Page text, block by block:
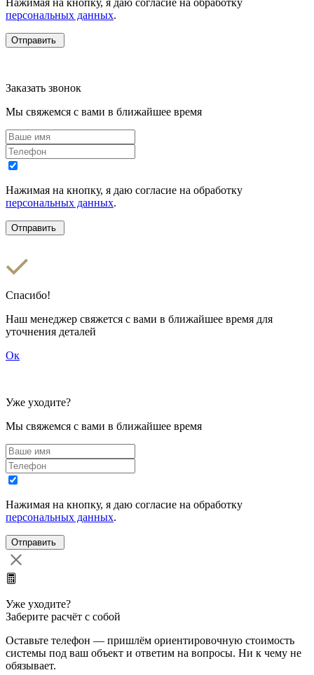
персональных данных.
Заказать звонок
Мы свяжемся с вами в ближайшее время
Нажимая на кнопку, я даю согласие на обработку
персональных данных.
Спасибо!
Наш менеджер свяжется с вами в ближайшее время для
уточнения деталей
Ок
Уже уходите?
Мы свяжемся с вами в ближайшее время
Нажимая на кнопку, я даю согласие на обработку
персональных данных.
Уже уходите?
Заберите расчёт с собой
Оставьте телефон — пришлём ориентировочную стоимость
системы под ваш объект и ответим на вопросы. Ни к чему не
обязывает.